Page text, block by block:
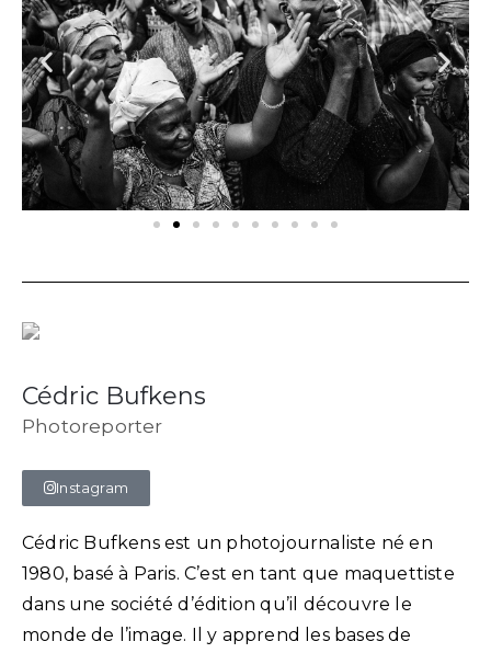
Cédric Bufkens
Photoreporter
Instagram
Cédric Bufkens est un photojournaliste né en
1980, basé à Paris. C’est en tant que maquettiste
dans une société d’édition qu’il découvre le
monde de l’image. Il y apprend les bases de